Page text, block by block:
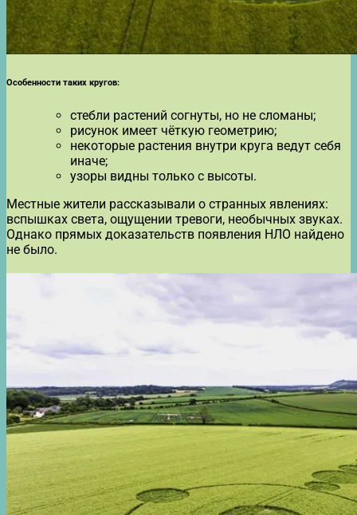
Особенности таких кругов:
стебли растений согнуты, но не сломаны;
рисунок имеет чёткую геометрию;
некоторые растения внутри круга ведут себя
иначе;
узоры видны только с высоты.
Местные жители рассказывали о странных явлениях:
вспышках света, ощущении тревоги, необычных звуках.
Однако прямых доказательств появления НЛО найдено
не было.